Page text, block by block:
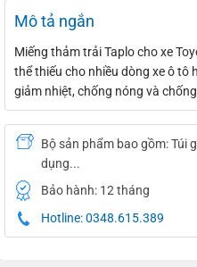
Mô tả ngắn
Miếng thảm trải Taplo cho xe
thể thiếu cho nhiều dòng xe ô tô
giảm nhiệt, chống nóng và
Bộ sản phẩm bao gồm: Túi
dụng...
Bảo hành: 12 tháng
Hotline: 0348.615.389